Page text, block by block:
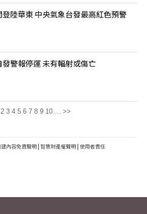
陸華東 中央氣象台發最高紅色預警
警報停運 未有輻射或傷亡
2 3 4 5 6 7 8 9 10 ... >>
內容免責聲明 | 智慧財產權聲明 | 使用者責任